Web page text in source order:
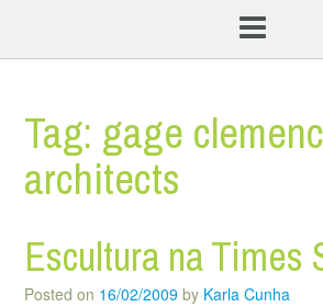
Tag: gage
architects
Escultura na Times
Posted on 16/02/2009 by Karla Cunha